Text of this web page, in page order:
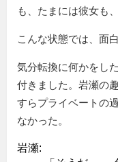
も、たまには彼女も
こんな状態では、面
気分転換に何かをし
付きました。岩瀬の
すらプライベートの
なかった。
岩瀬: